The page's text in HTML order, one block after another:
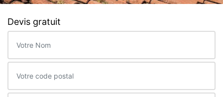
Devis gratuit